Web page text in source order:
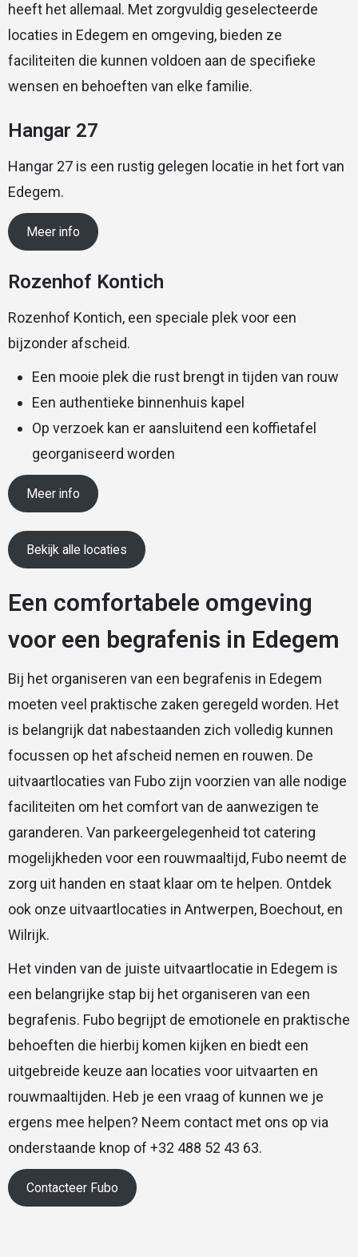
heeft het allemaal. Met zorgvuldig geselecteerde
locaties in Edegem en omgeving, bieden ze
faciliteiten die kunnen voldoen aan de specifieke
wensen en behoeften van elke familie.
Hangar 27
Hangar 27 is een rustig gelegen locatie in het fort van
Edegem.
Meer info
Rozenhof Kontich
Rozenhof Kontich, een speciale plek voor een
bijzonder afscheid.
Een mooie plek die rust brengt in tijden van rouw
Een authentieke binnenhuis kapel
Op verzoek kan er aansluitend een koffietafel
georganiseerd worden
Meer info
Bekijk alle locaties
Een comfortabele omgeving
voor een begrafenis in Edegem
Bij het organiseren van een begrafenis in Edegem
moeten veel praktische zaken geregeld worden. Het
is belangrijk dat nabestaanden zich volledig kunnen
focussen op het afscheid nemen en rouwen. De
uitvaartlocaties van Fubo zijn voorzien van alle nodige
faciliteiten om het comfort van de aanwezigen te
garanderen. Van parkeergelegenheid tot catering
mogelijkheden voor een rouwmaaltijd, Fubo neemt de
zorg uit handen en staat klaar om te helpen. Ontdek
ook onze uitvaartlocaties in Antwerpen, Boechout, en
Wilrijk.
Het vinden van de juiste uitvaartlocatie in Edegem is
een belangrijke stap bij het organiseren van een
begrafenis. Fubo begrijpt de emotionele en praktische
behoeften die hierbij komen kijken en biedt een
uitgebreide keuze aan locaties voor uitvaarten en
rouwmaaltijden. Heb je een vraag of kunnen we je
ergens mee helpen? Neem contact met ons op via
onderstaande knop of +32 488 52 43 63.
Contacteer Fubo